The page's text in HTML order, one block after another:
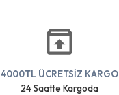
4000TL ÜCRETSİZ KARGO
24 Saatte Kargoda